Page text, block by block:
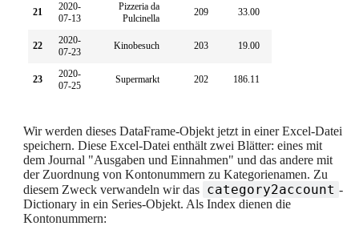
21
2020-
07-13
Pizzeria da
Pulcinella
209 33.00
22
2020-
07-23
Kinobesuch 203 19.00
23
2020-
07-25
Supermarkt 202 186.11
Wir werden dieses DataFrame-Objekt jetzt in einer Excel-Datei
speichern. Diese Excel-Datei enthält zwei Blätter: eines mit
dem Journal "Ausgaben und Einnahmen" und das andere mit
der Zuordnung von Kontonummern zu Kategorienamen. Zu
diesem Zweck verwandeln wir das category2account -
Dictionary in ein Series-Objekt. Als Index dienen die
Kontonummern: